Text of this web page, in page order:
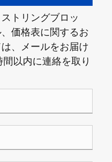
トリングブロッ
価格表に関するお
、メールをお届け
以内に連絡を取り